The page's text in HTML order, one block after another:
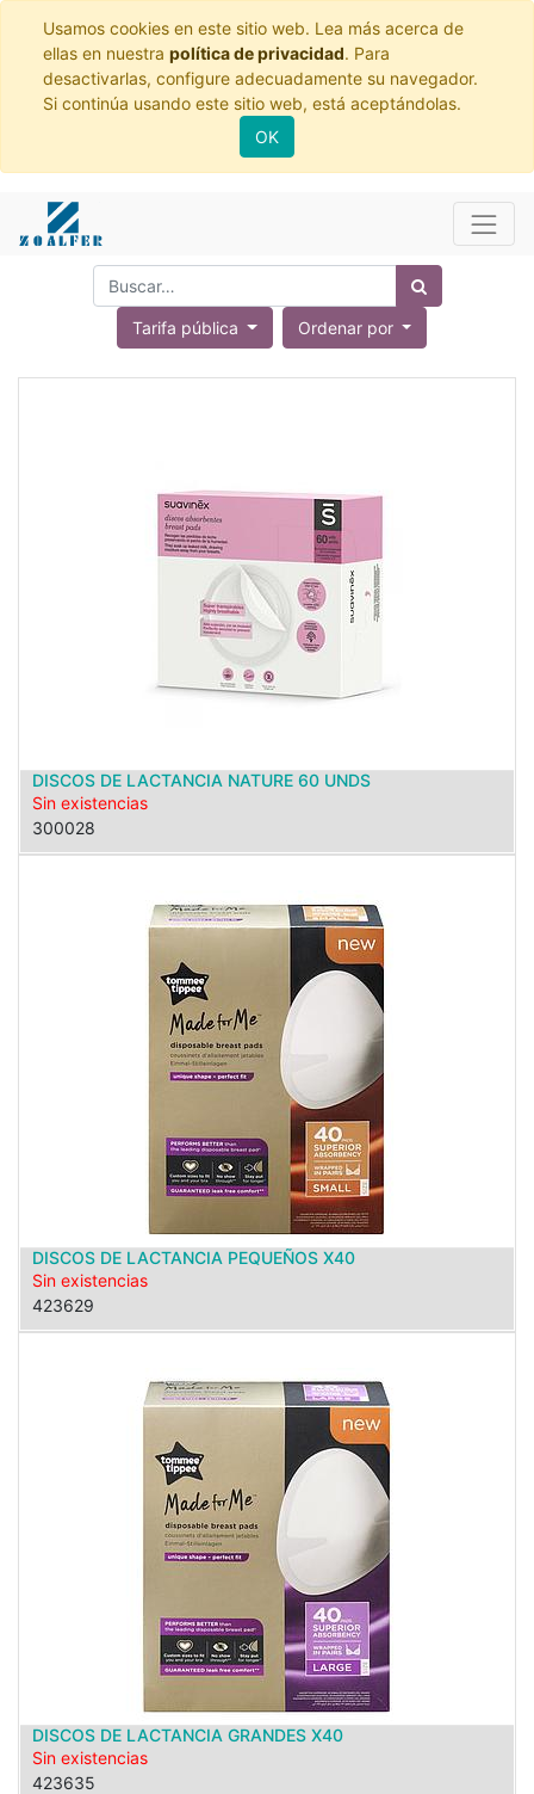
Usamos cookies en este sitio web. Lea más acerca de
ellas en nuestra política de privacidad. Para
desactivarlas, configure adecuadamente su navegador.
Si continúa usando este sitio web, está aceptándolas.
OK
Tarifa pública Ordenar por
DISCOS DE LACTANCIA NATURE 60 UNDS
Sin existencias
300028
DISCOS DE LACTANCIA PEQUEÑOS X40
Sin existencias
423629
DISCOS DE LACTANCIA GRANDES X40
Sin existencias
423635